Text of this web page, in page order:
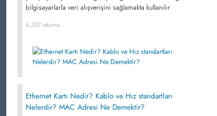
bilgisayarlarla veri alışverişini sağlamakta kullanılır
6,327 okuma,
Ethernet Kartı Nedir? Kablo ve Hız standartları
Nelerdir? MAC Adresi Ne Demektir?